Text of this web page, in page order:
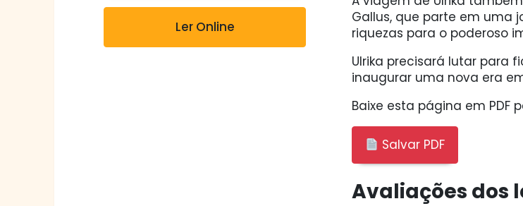
Ler Online
Gallus, que parte em uma
riquezas para o poderoso
Ulrika precisará lutar para
inaugurar uma nova era
Baixe esta página em PDF
Salvar PDF
Avaliações dos